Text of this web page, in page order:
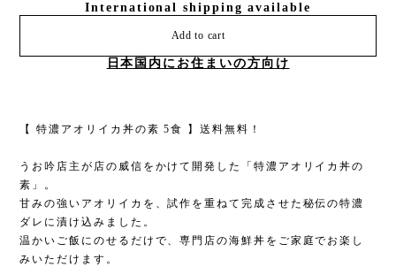
International shipping available
Add to cart
日本国内にお住まいの方向け
【 特濃アオリイカ丼の素 5食 】送料無料！
うお吟店主が店の威信をかけて開発した「特濃アオリイカ丼の
素」。
甘みの強いアオリイカを、試作を重ねて完成させた秘伝の特濃
ダレに漬け込みました。
温かいご飯にのせるだけで、専門店の海鮮丼をご家庭でお楽し
みいただけます。